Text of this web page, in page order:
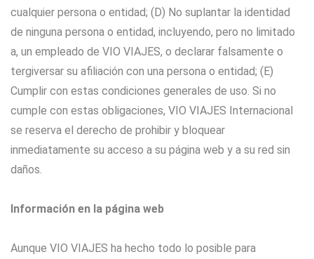
cualquier persona o entidad; (D) No suplantar la identidad
de ninguna persona o entidad, incluyendo, pero no limitado
a, un empleado de VIO VIAJES, o declarar falsamente o
tergiversar su afiliación con una persona o entidad; (E)
Cumplir con estas condiciones generales de uso. Si no
cumple con estas obligaciones, VIO VIAJES Internacional
se reserva el derecho de prohibir y bloquear
inmediatamente su acceso a su página web y a su red sin
daños.
Información en la página web
Aunque VIO VIAJES ha hecho todo lo posible para